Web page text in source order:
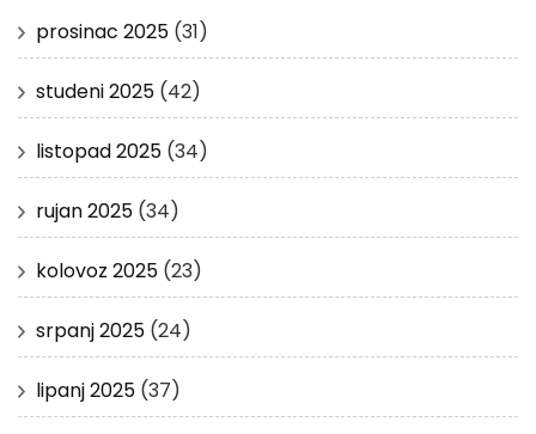
prosinac 2025 (31)
studeni 2025 (42)
listopad 2025 (34)
rujan 2025 (34)
kolovoz 2025 (23)
srpanj 2025 (24)
lipanj 2025 (37)